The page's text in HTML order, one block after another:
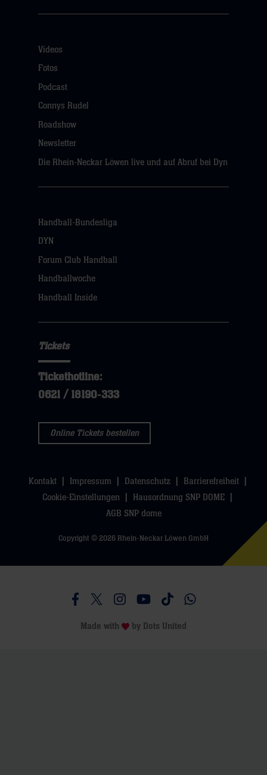
Videos
Fotos
Podcast
Connys Rudel
Roadshow
Newsletter
Die Rhein-Neckar Löwen live und auf Abruf bei Dyn
Handball-Bundesliga
DYN
Forum Club Handball
Handballwoche
Handball Inside
Tickets
Tickethotline:
0621 / 18190-333
Online Tickets bestellen
Kontakt Impressum Datenschutz
Barrierefreiheit
Cookie-Einstellungen
Hausordnung SNP DOME
AGB SNP dome
Copyright © 2026 Rhein-Neckar Löwen GmbH
Besucht uns auf Facebook
Besucht uns auf Twitter
Besucht uns auf Instagram
Besucht uns auf Youtube
Besucht uns auf
Besucht uns auf
Made with by Dots United